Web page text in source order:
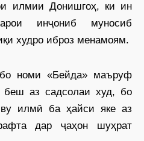
илмии Донишгоҳ, ки ин
инҷониб муносиб
худро иброз менамоям.
номи «Бейда» маъруф
беш аз садсолаи худ, бо
илмӣ ба ҳайси яке аз
дар ҷаҳон шуҳрат